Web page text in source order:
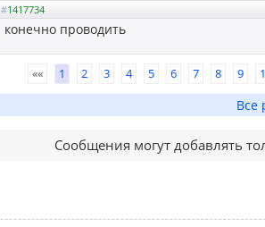
#1417734
конечно проводить
«« 1 2 3 4 5 6 7 8 9
Все
Сообщения могут добавлять